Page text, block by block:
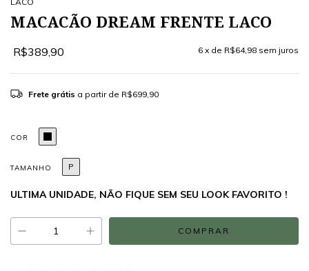
MACACÃO DREAM FRENTE LACO
R$389,90 6 x de R$64,98 sem juros
Frete grátis a partir de R$699,90
COR
TAMANHO P
ULTIMA UNIDADE, NÃO FIQUE SEM SEU LOOK FAVORITO !